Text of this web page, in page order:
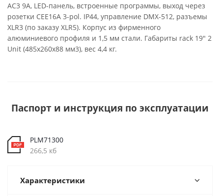
AC3 9A, LED-панель, встроенные программы, выход через
розетки CEE16A 3-pol. IP44, управление DMX-512, разъемы
XLR3 (по заказу XLR5). Корпус из фирменного
алюминиевого профиля и 1,5 мм стали. Габариты rack 19" 2
Unit (485х260х88 мм3), вес 4,4 кг.
Паспорт и инструкция по эксплуатации
PLM71300
266,5 кб
Характеристики